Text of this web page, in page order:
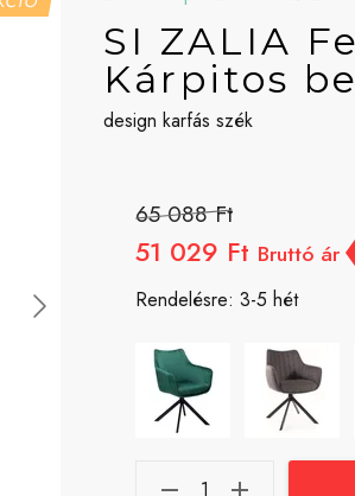
SI ZALIA
Kárpitos
design karfás szék
65 088 Ft
51 029 Ft Bruttó ár
Rendelésre: 3-5 hét